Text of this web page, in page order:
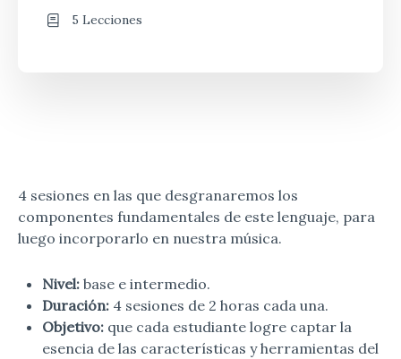
4 sesiones en las que desgranaremos los
componentes fundamentales de este lenguaje, para
luego incorporarlo en nuestra música.
Nivel: base e intermedio.
Duración: 4 sesiones de 2 horas cada una.
Objetivo: que cada estudiante logre captar la
esencia de las características y herramientas del
5 Lecciones